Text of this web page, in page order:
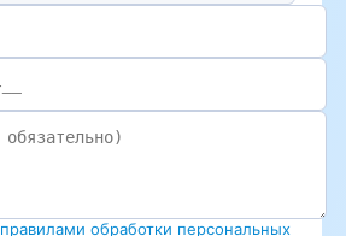
правилами обработки персональных